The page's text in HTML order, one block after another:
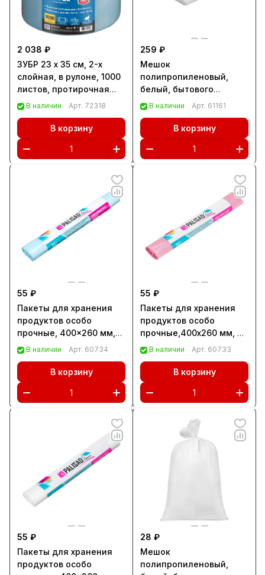
2 038 ₽
ЗУБР 23 х 35 см, 2-х
слойная, в рулоне, 1000
листов, протирочная
бумага, Профессионал
В наличии Арт. 72318
В корзину
259 ₽
Мешок
полипропиленовый,
белый, бытового
назначения, 95х55 см, 10
В наличии Арт. 61161
В корзину
55 ₽
Пакеты для хранения
продуктов особо
прочные, 400x260 мм,
35 шт, цвет голубой лед,
В наличии Арт. 60734
В корзину
55 ₽
Пакеты для хранения
продуктов особо
прочные,400x260 мм, 35
шт, цвет молочная
В наличии Арт. 60733
В корзину
55 ₽
Пакеты для хранения
продуктов особо
28 ₽
Мешок
полипропиленовый,